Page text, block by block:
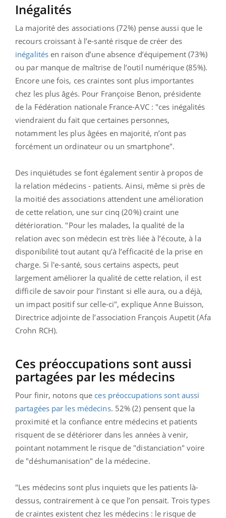
Inégalités
La majorité des associations (72%) pense aussi que le
recours croissant à l’e-santé risque de créer des
inégalités en raison d’une absence d’équipement (73%)
ou par manque de maîtrise de l’outil numérique (85%).
Encore une fois, ces craintes sont plus importantes
chez les plus âgés. Pour Françoise Benon, présidente
de la Fédération nationale France-AVC : "ces inégalités
viendraient du fait que certaines personnes,
notamment les plus âgées en majorité, n’ont pas
forcément un ordinateur ou un smartphone".
Des inquiétudes se font également sentir à propos de
la relation médecins - patients. Ainsi, même si près de
la moitié des associations attendent une amélioration
de cette relation, une sur cinq (20%) craint une
détérioration. "Pour les malades, la qualité de la
relation avec son médecin est très liée à l’écoute, à la
disponibilité tout autant qu’à l’efficacité de la prise en
charge. Si l'e-santé, sous certains aspects, peut
largement améliorer la qualité de cette relation, il est
difficile de savoir pour l’instant si elle aura, ou a déjà,
un impact positif sur celle-ci", explique Anne Buisson,
Directrice adjointe de l’association François Aupetit (Afa
Crohn RCH).
Ces préoccupations sont aussi
partagées par les médecins
Pour finir, notons que ces préoccupations sont aussi
partagées par les médecins. 52% (2) pensent que la
proximité et la confiance entre médecins et patients
risquent de se détériorer dans les années à venir,
pointant notamment le risque de "distanciation" voire
de "déshumanisation" de la médecine.
"Les médecins sont plus inquiets que les patients là-
dessus, contrairement à ce que l’on pensait. Trois types
de craintes existent chez les médecins : le risque de